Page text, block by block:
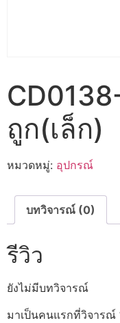
ถูก(เล็ก)
หมวดหมู่: อุปกรณ์
บทวิจารณ์ (0)
รีวิว
ยังไม่มีบทวิจารณ์
มาเป็นคนแรกที่วิจารณ์